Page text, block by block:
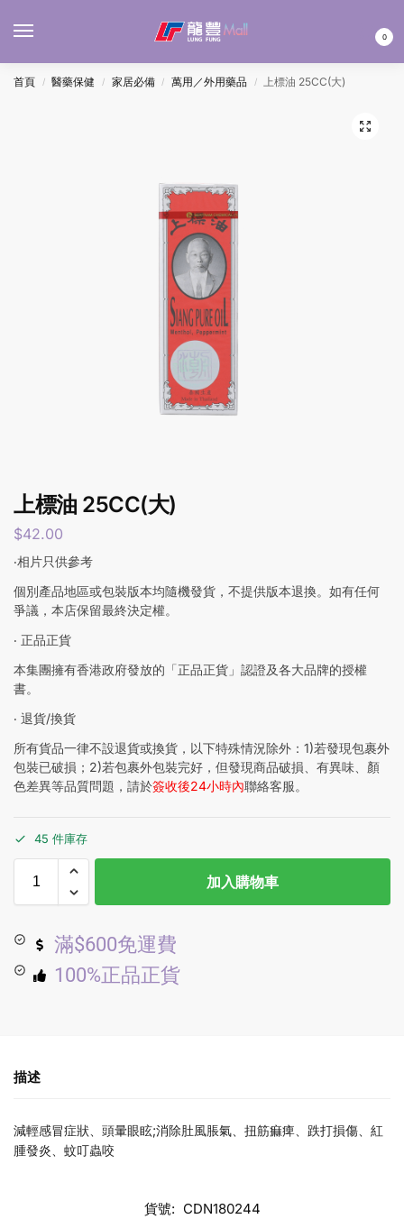
0
首頁 / 醫藥保健 / 家居必備 / 萬用／外用藥品 / 上標油 25CC(大)
上標油 25CC(大)
$42.00
‧相片只供參考
個別產品地區或包裝版本均隨機發貨，不提供版本退換。如有任何
爭議，本店保留最終決定權。
‧ 正品正貨
本集團擁有香港政府發放的「正品正貨」認證及各大品牌的授權
書。
‧ 退貨/換貨
所有貨品一律不設退貨或換貨，以下特殊情況除外：1)若發現包裹外
包裝已破損；2)若包裹外包裝完好，但發現商品破損、有異味、顏
色差異等品質問題，請於簽收後24小時內聯絡客服。
45 件庫存
加入購物車
滿$600免運費
100%正品正貨
描述
減輕感冒症狀、頭暈眼眩;消除肚風脹氣、扭筋痲痺、跌打損傷、紅
腫發炎、蚊叮蟲咬
貨號: CDN180244